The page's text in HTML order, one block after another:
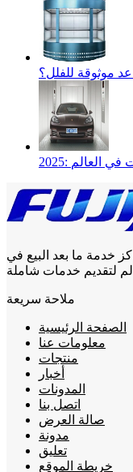
موثوقة للفلل؟
خدمة ما بعد البيع في
ملاحة سريعة
الصفحة الرئيسية
معلومات عنا
منتجات
أخبار
المدونات
اتصل بنا
صالة العرض
مدونة
تعليق
خريطة الموقع